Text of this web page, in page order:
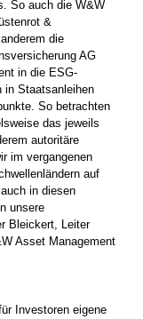
So auch die W&W
&
die
AG
in die ESG-
in Staatsanleihen
So betrachten
das jeweils
autoritäre
im vergangenen
auf
in diesen
unsere
Bleickert, Leiter
Asset Management
Investoren eigene